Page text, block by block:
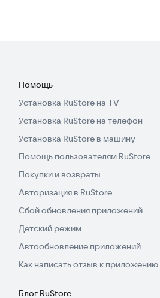
Помощь
Установка RuStore на TV
Установка RuStore на телефон
Установка RuStore в машину
Помощь пользователям RuStore
Покупки и возвраты
Авторизация в RuStore
Сбой обновления приложений
Детский режим
Автообновление приложений
Как написать отзыв к приложению
Блог RuStore